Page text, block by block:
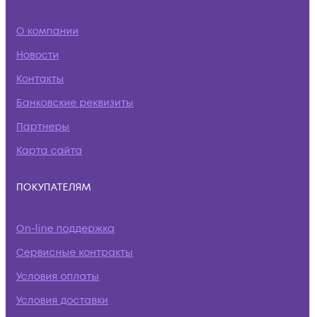
О компании
Новости
Контакты
Банковские реквизиты
Партнеры
Карта сайта
ПОКУПАТЕЛЯМ
On-line поддержка
Сервисные контракты
Условия оплаты
Условия доставки